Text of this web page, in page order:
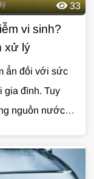
33
vi sinh?
xử lý
ẩn đối với sức
gia đình. Tuy
nguồn nước ô
hiểu chi tiết về
giải pháp xử lý